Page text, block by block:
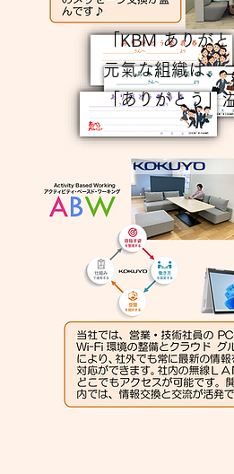
「KBM ありが
元氣な組織は、
「ありがとう」